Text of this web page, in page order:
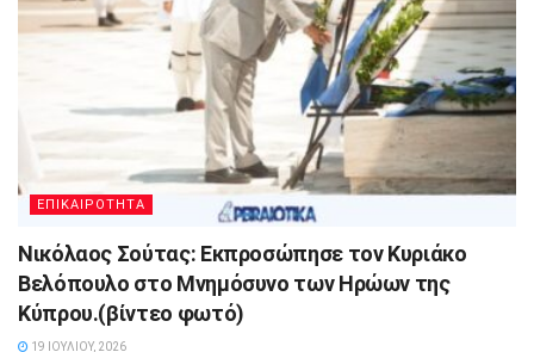
ΕΠΙΚΑΙΡΟΤΗΤΑ
Νικόλαος Σούτας: Εκπροσώπησε τον Κυριάκο
Βελόπουλο στο Μνημόσυνο των Ηρώων της
Κύπρου.(βίντεο φωτό)
19 ΙΟΥΛΊΟΥ, 2026